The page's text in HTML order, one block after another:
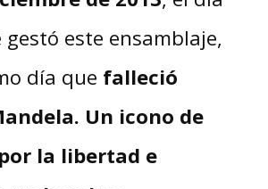
gestó este ensamblaje,
día que falleció
Un icono de
la libertad e